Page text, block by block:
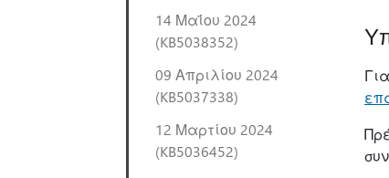
14 Μαΐου 2024
(KB5038352)
09 Απριλίου 2024
(KB5037338)
12 Μαρτίου 2024
(KB5036452)